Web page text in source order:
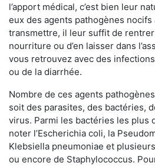
l’apport médical, c’est bien leur
eux des agents pathogènes nocifs
transmettre, il leur suffit de
nourriture ou d’en laisser dans
vous retrouvez avec des
ou de la diarrhée.
Nombre de ces agents
soit des parasites, des bactéries,
virus. Parmi les bactéries les plus
noter l’Escherichia coli, la
Klebsiella pneumoniae et
ou encore de Staphylococcus.